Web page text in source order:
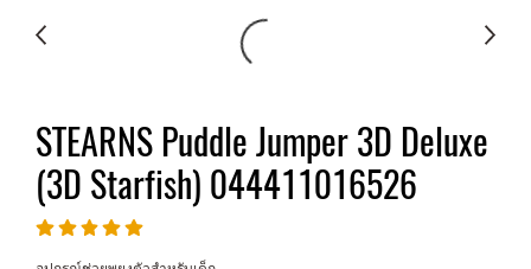
STEARNS Puddle Jumper 3D Deluxe
(3D Starfish) 044411016526